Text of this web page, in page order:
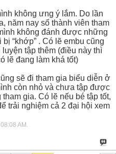
không ưng ý lắm. Do lần
năm nay số thành viên tham
không đánh được những
“khớp” . Có lẽ embu cũng
tập thêm (điều này thì
lẽ đang làm khá tốt)
sẽ đi tham gia biểu diễn ở
còn nhỏ và chưa tập được
gia. Có lẽ nếu bé tập tốt,
trải nghiệm cả 2 đại hội xem
08:08 AM.